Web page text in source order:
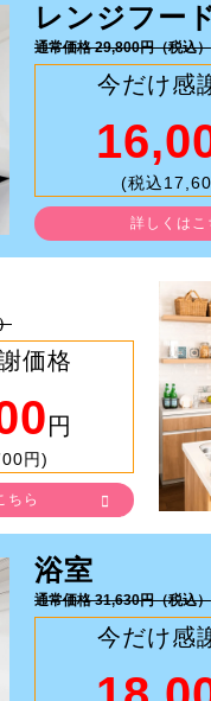
レンジフー
通常価格 29,800円（税込）
今だけ感
(税込
詳しくはこ
価格
円
円)
ちら
浴室
通常価格 31,630円（税込）
今だけ感